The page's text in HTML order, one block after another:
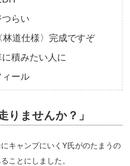
らい
道仕様〉完成ですぞ
積みたい人に
ール
りませんか？」
キャンプにいくY氏がのたまうの
ことにしました。